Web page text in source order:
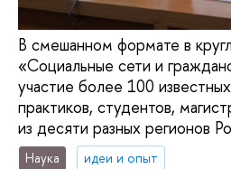
В смешанном формате в
«Социальные сети и
участие более 100
практиков, студентов,
из десяти разных регионов
Наука
идеи и опыт